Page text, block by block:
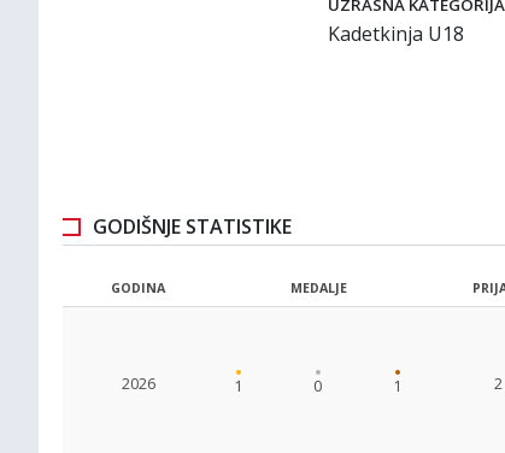
UZRASNA
Kadetkinja U18
GODIŠNJE STATISTIKE
GODINA MEDALJE
2026 1 0 1 2